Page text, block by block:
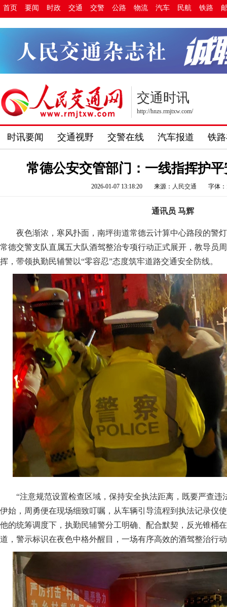
首页 要闻 时政 交通 交警 公路 物流 汽车 民航 铁路
交通时讯
http://hnzs.rmjtxw.com/
时讯要闻 交通视野 交警在线 汽车报道 铁
常德公安交管部门：一线指挥护
2026-01-07 13:18:20 来源： 人民交通 字体：
通讯员 马辉
夜色渐浓，寒风扑面，南坪街道常德云计算中心路段的警
常德交警支队直属五大队酒驾整治专项行动正式展开，教导员
挥，带领执勤民辅警以“零容忍”态度筑牢道路交通安全防线。
“注意规范设置检查区域，保持安全执法距离，既要严查违
伊始，周勇便在现场细致叮嘱，从车辆引导流程到执法记录仪
他的统筹调度下，执勤民辅警分工明确、配合默契，反光锥桶
道，警示标识在夜色中格外醒目，一场有序高效的酒驾整治行